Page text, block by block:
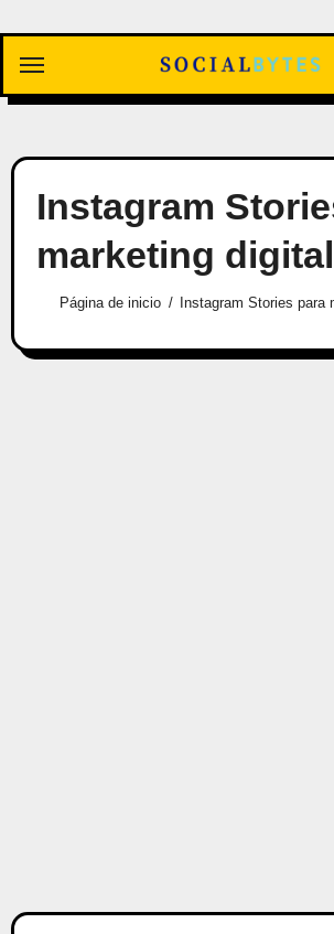
contenido
Instagram
marketing digital
Página de inicio Instagram Stories para